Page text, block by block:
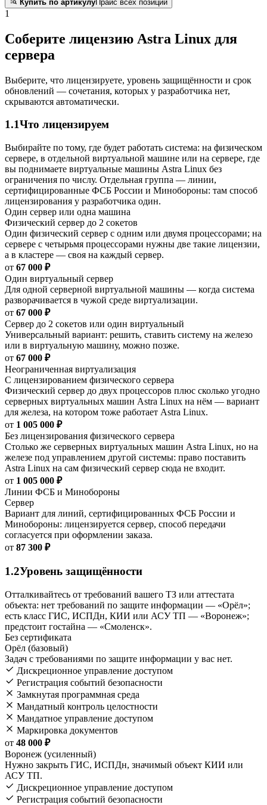
Купить по артикулуПрайс всех позиций
1
Соберите лицензию Astra Linux для
сервера
Выберите, что лицензируете, уровень защищённости и срок
обновлений — сочетания, которых у разработчика нет,
скрываются автоматически.
1.1Что лицензируем
Выбирайте по тому, где будет работать система: на физическом
сервере, в отдельной виртуальной машине или на сервере, где
вы поднимаете виртуальные машины Astra Linux без
ограничения по числу. Отдельная группа — линии,
сертифицированные ФСБ России и Минобороны: там способ
лицензирования у разработчика один.
Один сервер или одна машина
Физический сервер до 2 сокетов
Один физический сервер с одним или двумя процессорами; на
сервере с четырьмя процессорами нужны две такие лицензии,
а в кластере — своя на каждый сервер.
от 67 000 ₽
Один виртуальный сервер
Для одной серверной виртуальной машины — когда система
разворачивается в чужой среде виртуализации.
от 67 000 ₽
Сервер до 2 сокетов или один виртуальный
Универсальный вариант: решить, ставить систему на железо
или в виртуальную машину, можно позже.
от 67 000 ₽
Неограниченная виртуализация
С лицензированием физического сервера
Физический сервер до двух процессоров плюс сколько угодно
серверных виртуальных машин Astra Linux на нём — вариант
для железа, на котором тоже работает Astra Linux.
от 1 005 000 ₽
Без лицензирования физического сервера
Столько же серверных виртуальных машин Astra Linux, но на
железе под управлением другой системы: право поставить
Astra Linux на сам физический сервер сюда не входит.
от 1 005 000 ₽
Линии ФСБ и Минобороны
Сервер
Вариант для линий, сертифицированных ФСБ России и
Минобороны: лицензируется сервер, способ передачи
согласуется при оформлении заказа.
от 87 300 ₽
1.2Уровень защищённости
Отталкивайтесь от требований вашего ТЗ или аттестата
объекта: нет требований по защите информации — «Орёл»;
есть класс ГИС, ИСПДн, КИИ или АСУ ТП — «Воронеж»;
предстоит гостайна — «Смоленск».
Без сертификата
Орёл (базовый)
Задач с требованиями по защите информации у вас нет.
Дискреционное управление доступом
Регистрация событий безопасности
Замкнутая программная среда
Мандатный контроль целостности
Мандатное управление доступом
Маркировка документов
от 48 000 ₽
Воронеж (усиленный)
Нужно закрыть ГИС, ИСПДн, значимый объект КИИ или
АСУ ТП.
Дискреционное управление доступом
Регистрация событий безопасности